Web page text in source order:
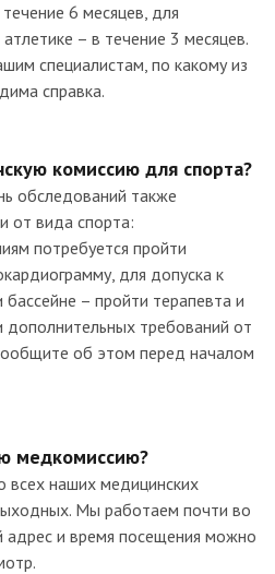
6 месяцев, для
– в течение 3 месяцев.
специалистам, по какому из
справка.
комиссию для спорта?
обследований также
от вида спорта:
потребуется пройти
для допуска к
– пройти терапевта и
дополнительных требований от
об этом перед началом
медкомиссию?
всех наших медицинских
Мы работаем почти во
и время посещения можно